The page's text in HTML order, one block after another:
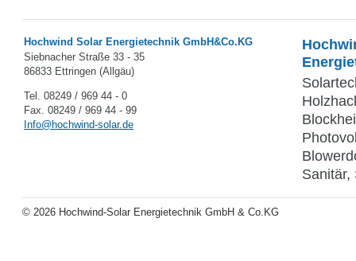
Hochwind Solar Energietechnik GmbH&Co.KG
Siebnacher Straße 33 - 35
86833 Ettringen (Allgäu)
Tel. 08249 / 969 44 - 0
Fax. 08249 / 969 44 - 99
Info@hochwind-solar.de
Sanitär,
© 2026 Hochwind-Solar Energietechnik GmbH & Co.KG